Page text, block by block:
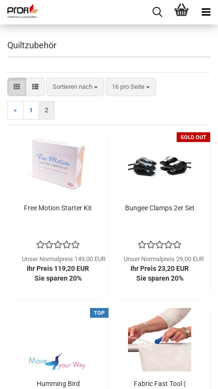
Quiltzubehör
Sortieren nach
Sortieren nach 16 pro Seite
pro Seite
« 1 2
Free Motion Starter Kit
Unser Normalpreis 149,00 EUR
Ihr Preis 119,20 EUR
Sie sparen 20%
SOLD OUT
Bungee Clamps 2er Set
Unser Normalpreis 29,00 EUR
Ihr Preis 23,20 EUR
Sie sparen 20%
TOP
Humming Bird
Fabric Fast Tool (